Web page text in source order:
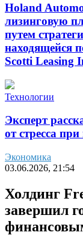
Holand
лизинговую
путем
находящейся
Scotti Leasing
Технологии
Эксперт
от стресса
Экономика
03.06.2026, 21:54
Холдинг
завершил